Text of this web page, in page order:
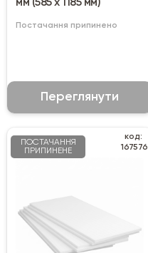
мм (585 х 1185 мм)
Постачання припинено
Переглянути
ПОСТАЧАННЯ
ПРИПИНЕНЕ
код:
167576